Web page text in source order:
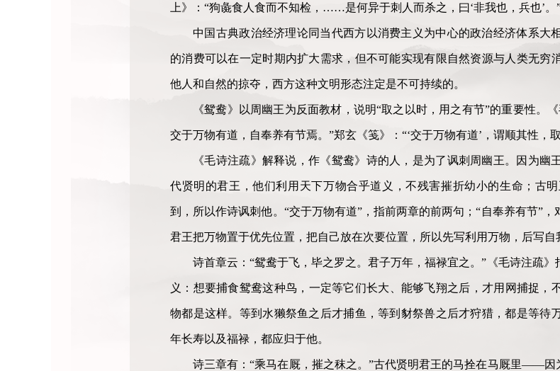
上》：“狗彘食人食而不知检，……是何异于刺人而杀之，曰‘非我也，兵也’。
中国古典政治经济理论同当代西方以消费主义为中心的政治经济体系大
的消费可以在一定时期内扩大需求，但不可能实现有限自然资源与人类无穷
他人和自然的掠夺，西方这种文明形态注定是不可持续的。
《鸳鸯》以周幽王为反面教材，说明“取之以时，用之有节”的重要性。
交于万物有道，自奉养有节焉。”郑玄《笺》：“‘交于万物有道’，谓顺其性，
《毛诗注疏》解释说，作《鸳鸯》诗的人，是为了讽刺周幽王。因为
代贤明的君王，他们利用天下万物合乎道义，不残害摧折幼小的生命；古
到，所以作诗讽刺他。“交于万物有道”，指前两章的前两句；“自奉养有节”
君王把万物置于优先位置，把自己放在次要位置，所以先写利用万物，后写自
诗首章云：“鸳鸯于飞，毕之罗之。君子万年，福禄宜之。”《毛诗注疏
义：想要捕食鸳鸯这种鸟，一定等它们长大、能够飞翔之后，才用网捕捉
物都是这样。等到水獭祭鱼之后才捕鱼，等到豺祭兽之后才狩猎，都是等待
年长寿以及福禄，都应归于他。
诗三章有：“乘马在厩，摧之秣之。”古代贤明君王的马拴在马厩里——因